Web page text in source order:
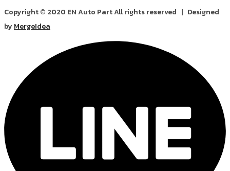
Copyright © 2020 EN Auto Part All rights reserved | Designed
by MergeIdea